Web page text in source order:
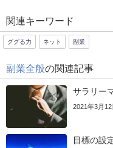
関連キーワード
ググる力 ネット 副業
副業全般の関連記事
サラリー
2021年3月12
目標の設